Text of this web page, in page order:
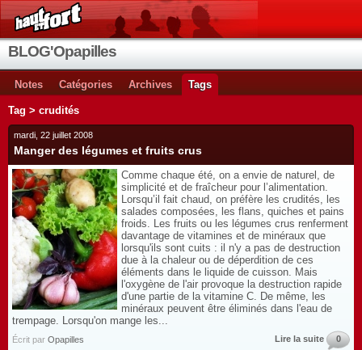
BLOG'Opapilles
Notes Catégories Archives Tags
Tag > crudités
mardi, 22 juillet 2008
Manger des légumes et fruits crus
Comme chaque été, on a envie de naturel, de
simplicité et de fraîcheur pour l’alimentation.
Lorsqu’il fait chaud, on préfère les crudités, les
salades composées, les flans, quiches et pains
froids. Les fruits ou les légumes crus renferment
davantage de vitamines et de minéraux que
lorsqu'ils sont cuits : il n'y a pas de destruction
due à la chaleur ou de déperdition de ces
éléments dans le liquide de cuisson. Mais
l'oxygène de l'air provoque la destruction rapide
d'une partie de la vitamine C. De même, les
minéraux peuvent être éliminés dans l'eau de
trempage. Lorsqu'on mange les...
Écrit par Opapilles Lire la suite 0